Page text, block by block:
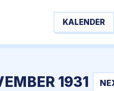
KALENDER
1931